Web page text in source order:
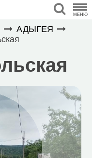
МЕНЮ
АДЫГЕЯ